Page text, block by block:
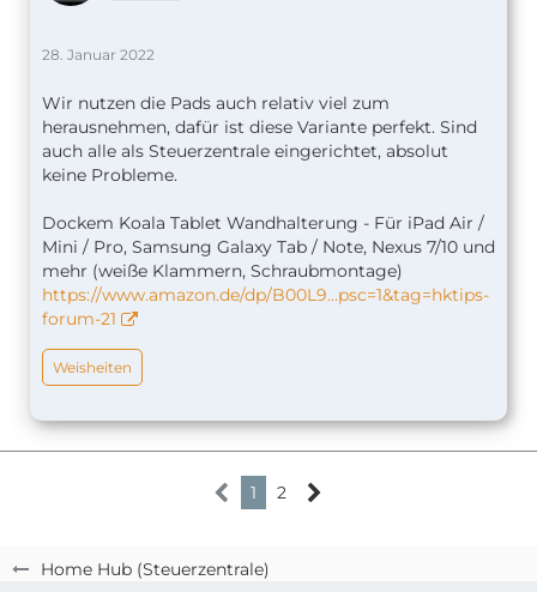
Home Hub (Steuerzentrale)
28. Januar 2022
Wir nutzen die Pads auch relativ viel zum
herausnehmen, dafür ist diese Variante perfekt. Sind
auch alle als Steuerzentrale eingerichtet, absolut
keine Probleme.
Dockem Koala Tablet Wandhalterung - Für iPad Air /
Mini / Pro, Samsung Galaxy Tab / Note, Nexus 7/10 und
mehr (weiße Klammern, Schraubmontage)
https://www.amazon.de/dp/B00L9…psc=1&tag=hktips-
forum-21
Weisheiten
1 2